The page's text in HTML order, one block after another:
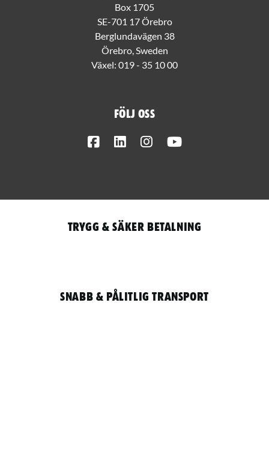
Box 1705
SE-701 17 Örebro
Berglundavägen 38
Örebro, Sweden
Växel: 019 - 35 10 00
Följ oss
FacebookLinkedInInstagram
Trygg & säker betalning
Snabb & pålitlig transport